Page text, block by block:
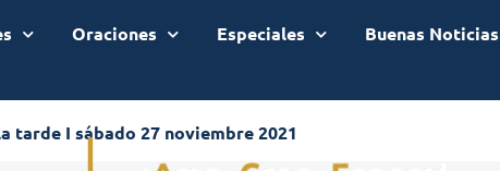
Oraciones Especiales
Buenas Noticias
tarde I sábado 27 noviembre 2021